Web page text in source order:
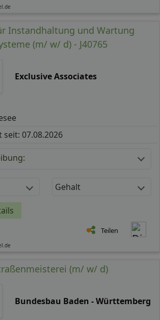
Instandhaltung und Wartung
(m/ w/ d) - J40765
Exclusive Associates
07.08.2026
Gehalt
Teilen
(m/ w/ d)
Bundesbau Baden - Württemberg